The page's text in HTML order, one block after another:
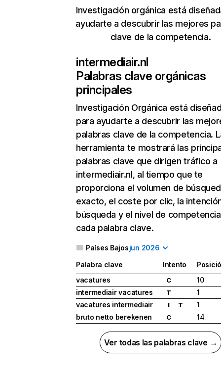
Investigación orgánica está
ayudarte a descubrir las mejores
clave de la competencia.
intermediair.nl
Palabras clave orgánicas
principales
Investigación Orgánica está
para ayudarte a descubrir las
palabras clave de la competencia.
herramienta te mostrará las
palabras clave que dirigen tráfico a
intermediair.nl, al tiempo que te
proporciona el volumen de
exacto, el coste por clic, la
búsqueda y el nivel de
cada palabra clave.
Países Bajosjun 2026
Palabra clave Intento
vacatures
C
10
intermediair vacatures
T
1
vacatures intermediair
I T
1
bruto netto berekenen
C 14
Ver todas las palabras clave →